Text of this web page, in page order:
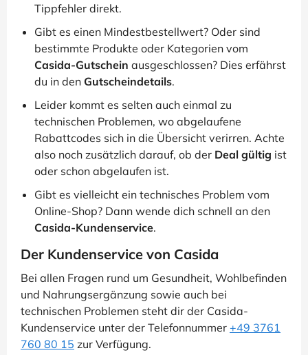
Tippfehler direkt.
Gibt es einen Mindestbestellwert? Oder sind
bestimmte Produkte oder Kategorien vom
Casida-Gutschein ausgeschlossen? Dies erfährst
du in den Gutscheindetails.
Leider kommt es selten auch einmal zu
technischen Problemen, wo abgelaufene
Rabattcodes sich in die Übersicht verirren. Achte
also noch zusätzlich darauf, ob der Deal gültig ist
oder schon abgelaufen ist.
Gibt es vielleicht ein technisches Problem vom
Online-Shop? Dann wende dich schnell an den
Casida-Kundenservice.
Der Kundenservice von Casida
Bei allen Fragen rund um Gesundheit, Wohlbefinden
und Nahrungsergänzung sowie auch bei
technischen Problemen steht dir der Casida-
Kundenservice unter der Telefonnummer +49 3761
760 80 15 zur Verfügung.